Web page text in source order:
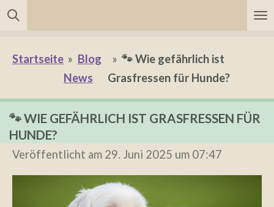
Zum
Hauptinhalt
springen
Startseite » Blog
News
» 🐾 Wie gefährlich ist
Grasfressen für Hunde?
🐾 WIE GEFÄHRLICH IST GRASFRESSEN FÜR
HUNDE?
Veröffentlicht am 29. Juni 2025 um 07:47